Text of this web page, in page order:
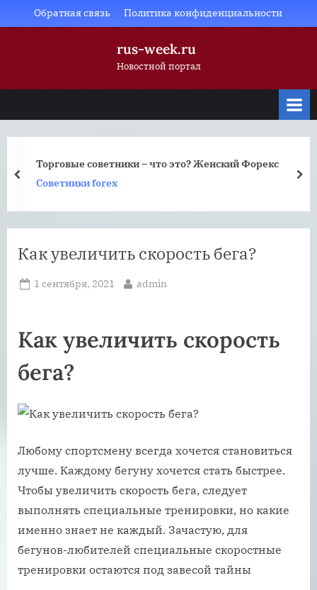
to
Обратная связь Политика конфиденциальности
rus-week.ru
Новостной портал
Торговые советники – что это? Женский Форекс
Советники forex
prev
Как увеличить скорость бега?
Posted
1 сентября, 2021 By
admin
Как увеличить скорость
бега?
Любому спортсмену всегда хочется становиться
лучше. Каждому бегуну хочется стать быстрее.
Чтобы увеличить скорость бега, следует
выполнять специальные тренировки, но какие
именно знает не каждый. Зачастую, для
бегунов-любителей специальные скоростные
тренировки остаются под завесой тайны